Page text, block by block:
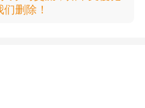
删除！